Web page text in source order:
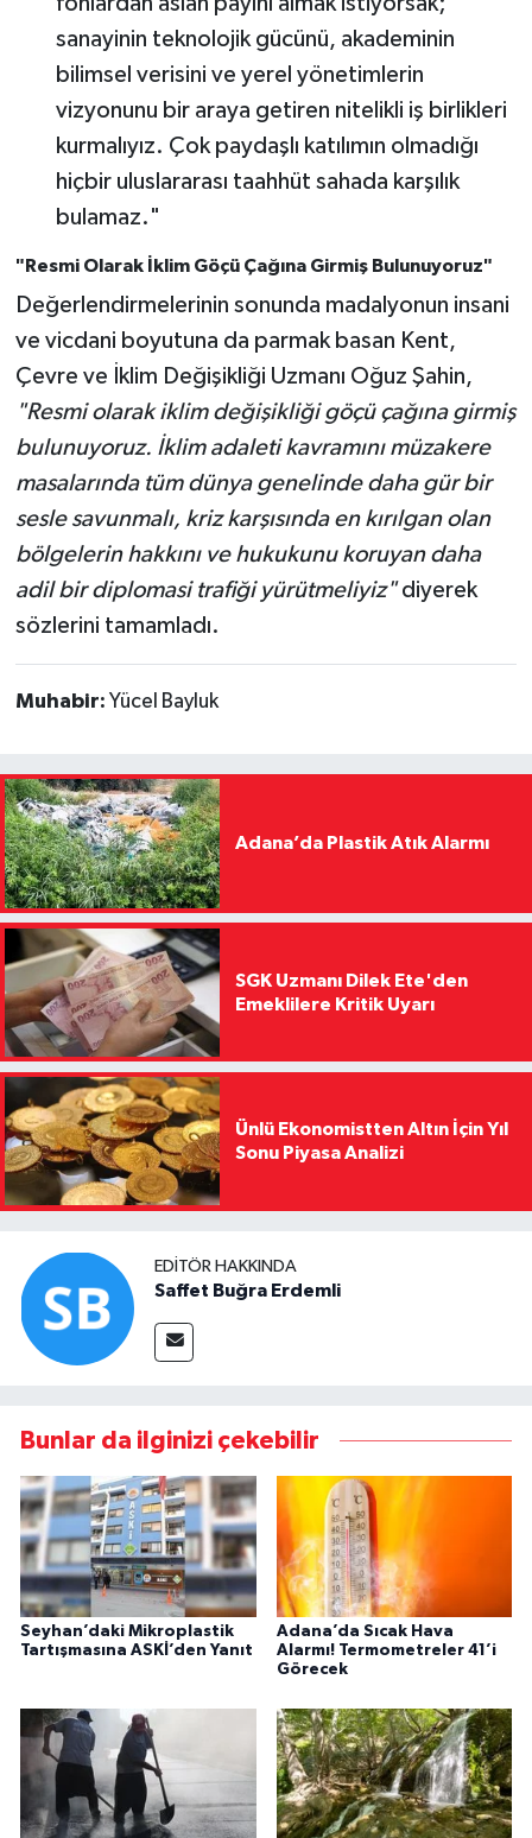
sanayinin teknolojik gücünü, akademinin
bilimsel verisini ve yerel yönetimlerin
vizyonunu bir araya getiren nitelikli iş birlikleri
kurmalıyız. Çok paydaşlı katılımın olmadığı
hiçbir uluslararası taahhüt sahada karşılık
bulamaz."
"Resmi Olarak İklim Göçü Çağına Girmiş Bulunuyoruz"
Değerlendirmelerinin sonunda madalyonun insani
ve vicdani boyutuna da parmak basan Kent,
Çevre ve İklim Değişikliği Uzmanı Oğuz Şahin,
"Resmi olarak iklim değişikliği göçü çağına girmiş
bulunuyoruz. İklim adaleti kavramını müzakere
masalarında tüm dünya genelinde daha gür bir
sesle savunmalı, kriz karşısında en kırılgan olan
bölgelerin hakkını ve hukukunu koruyan daha
adil bir diplomasi trafiği yürütmeliyiz"diyerek
sözlerini tamamladı.
Muhabir: Yücel Bayluk
Adana’da Plastik Atık Alarmı
SGK Uzmanı Dilek Ete'den
Emeklilere Kritik Uyarı
Ünlü Ekonomistten Altın İçin Yıl
Sonu Piyasa Analizi
EDITÖR HAKKINDA
Saffet Buğra Erdemli
Bunlar da ilginizi çekebilir
Seyhan’daki Mikroplastik
Tartışmasına ASKİ’den Yanıt
Adana’da Sıcak Hava
Alarmı! Termometreler 41’i
Görecek